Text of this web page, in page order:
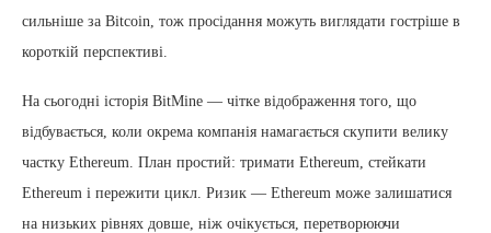
сильніше за Bitcoin, тож просідання можуть виглядати гостріше в
короткій перспективі.
На сьогодні історія BitMine — чітке відображення того, що
відбувається, коли окрема компанія намагається скупити велику
частку Ethereum. План простий: тримати Ethereum, стейкати
Ethereum і пережити цикл. Ризик — Ethereum може залишатися
на низьких рівнях довше, ніж очікується, перетворюючи